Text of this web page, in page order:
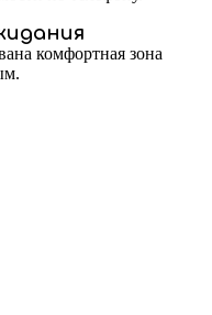
комфортная зона